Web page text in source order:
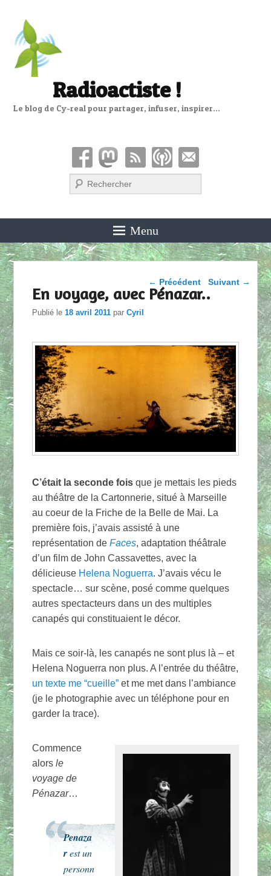
Radioactiste !
Le blog de Cy-real pour partager, infuser, inspirer…
Recherche
Menu
Parcourir les articles
← Précédent Suivant →
En voyage, avec Pénazar..
Publié le18 avril 2011 parCyril
C’était la seconde fois que je mettais les pieds
au théâtre de la Cartonnerie, situé à Marseille
au coeur de la Friche de la Belle de Mai. La
première fois, j’avais assisté à une
représentation deFaces, adaptation théâtrale
d’un film de John Cassavettes, avec la
délicieuse Helena Noguerra. J’avais vécu le
spectacle… sur scène, posé comme quelques
autres spectacteurs dans un des multiples
canapés qui constituaient le décor.
Mais ce soir-là, les canapés ne sont plus là – et
Helena Noguerra non plus. A l’entrée du théâtre,
un texte me “cueille” et me met dans l’ambiance
(je le photographie avec un téléphone pour en
garder la trace).
Commence
alorsle
voyage de
Pénazar…
Penaza
rest un
personn